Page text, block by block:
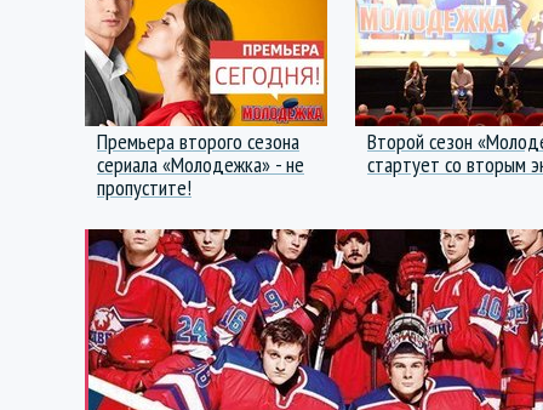
Премьера второго сезона
сериала «Молодежка» - не
пропустите!
Второй сезон
стартует со вторым